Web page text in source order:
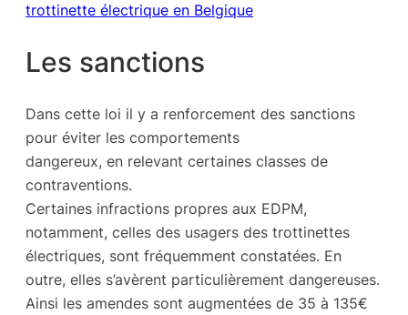
trottinette électrique en Belgique
Les sanctions
Dans cette loi il y a renforcement des sanctions
pour éviter les comportements
dangereux, en relevant certaines classes de
contraventions.
Certaines infractions propres aux EDPM,
notamment, celles des usagers des trottinettes
électriques, sont fréquemment constatées. En
outre, elles s’avèrent particulièrement dangereuses.
Ainsi les amendes sont augmentées de 35 à 135€